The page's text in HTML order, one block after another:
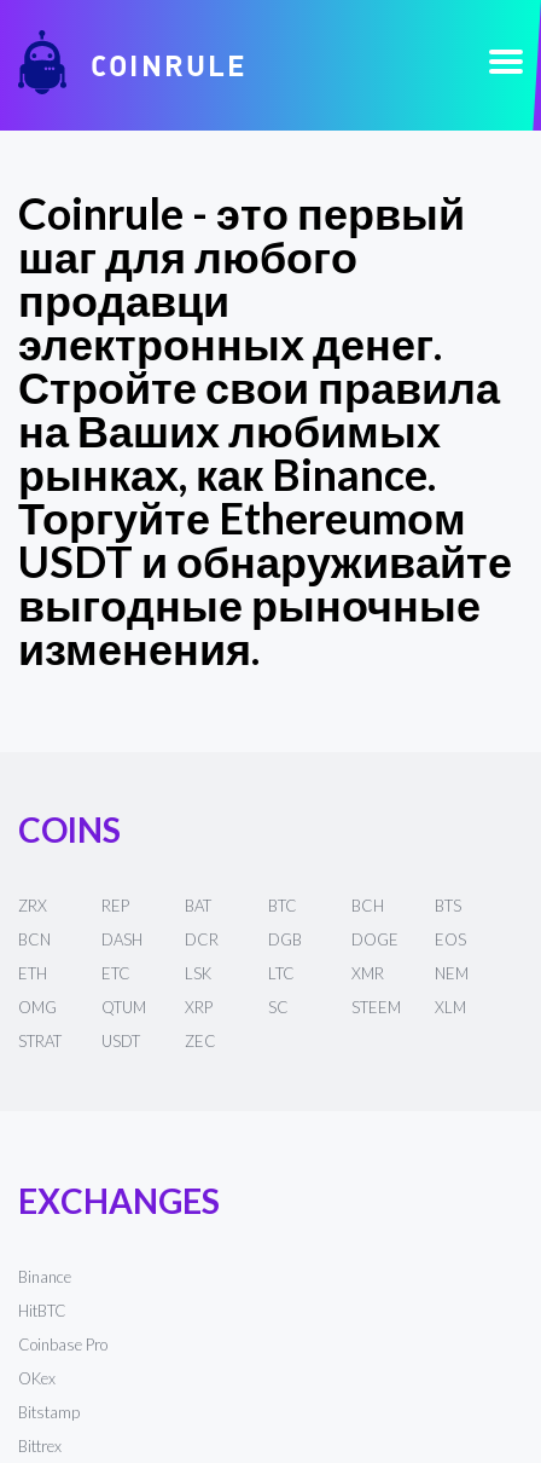
COINRULE
Coinrule - это первый
шаг для любого
продавци
электронных денег.
Стройте свои правила
на Ваших любимых
рынках, как Binance.
Торгуйте Ethereumом
USDT и обнаруживайте
выгодные рыночные
изменения.
EXCHANGES
Binance
HitBTC
Coinbase Pro
OKex
Bitstamp
Bittrex
COINS
ZRX REP BAT BTC BCH
BTS
BCN
DASH DCR DGB DOGE
EOS
ETH
ETC LSK LTC XMR
NEM
OMG
QTUM XRP SC STEEM
XLM
STRAT
USDT ZEC